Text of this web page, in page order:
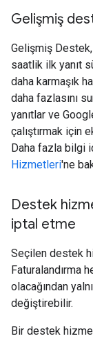
Gelişmiş
Gelişmiş
saatlik ilk yanıt
daha karmaşık
daha fazlasını
yanıtlar ve
çalıştırmak için
Daha fazla bilgi
Hizmetleri'ne
Destek
iptal etme
Seçilen destek
Faturalandırma
olacağından
değiştirebilir.
Bir destek